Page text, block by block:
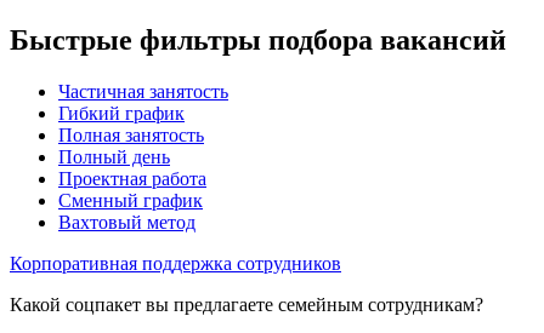
Быстрые фильтры подбора вакансий
Частичная занятость
Гибкий график
Полная занятость
Полный день
Проектная работа
Сменный график
Вахтовый метод
Корпоративная поддержка сотрудников
Какой соцпакет вы предлагаете семейным сотрудникам?